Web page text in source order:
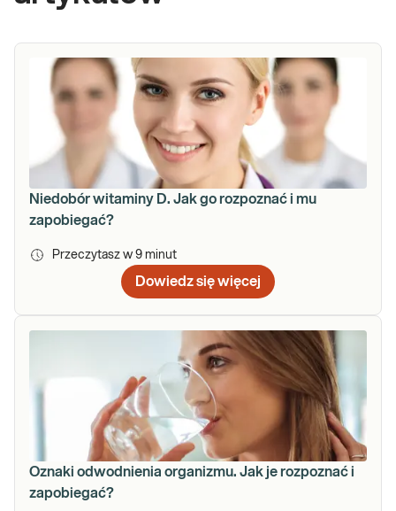
Niedobór witaminy D. Jak go rozpoznać i mu
zapobiegać?
Przeczytasz w 9 minut
Dowiedz się więcej
Oznaki odwodnienia organizmu. Jak je rozpoznać i
zapobiegać?